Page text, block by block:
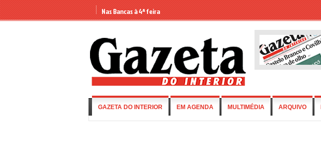
Nas Bancas à 4ª feira
GAZETA DO INTERIOR EM AGENDA MULTIMÉDIA ARQUIVO